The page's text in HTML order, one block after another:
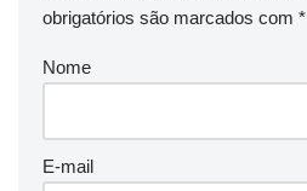
obrigatórios são marcados com *
Nome
E-mail